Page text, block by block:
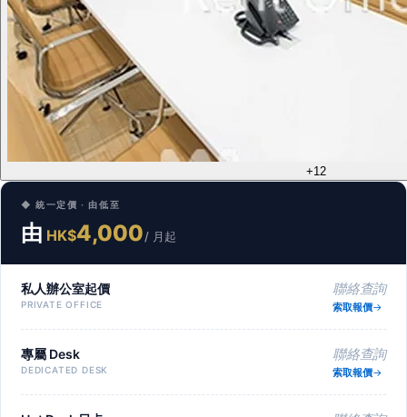
+12
◆ 統一定價 · 由低至
由 HK$4,000/ 月起
私人辦公室起價
PRIVATE OFFICE
聯絡查詢
索取報價
專屬 Desk
DEDICATED DESK
聯絡查詢
索取報價